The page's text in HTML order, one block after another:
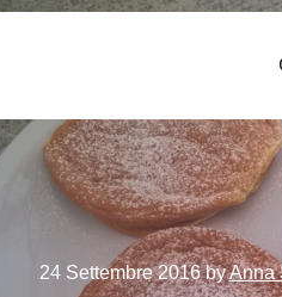
24 Settembre 2016byAnna